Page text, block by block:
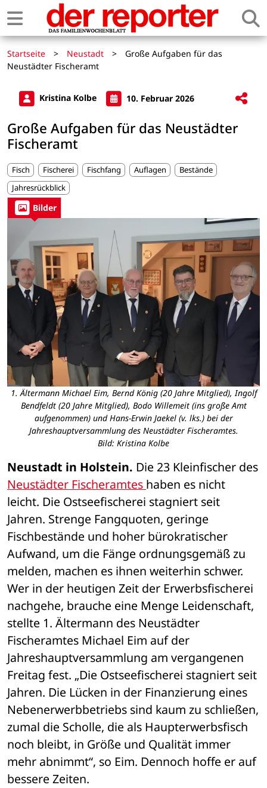
Startseite > Neustadt >
Große Aufgaben für das
Neustädter Fischeramt
Kristina Kolbe 10. Februar 2026
Große Aufgaben für das Neustädter
Fischeramt
Fisch Fischerei Fischfang Auflagen
Bestände
Jahresrückblick
Bilder
1. Ältermann Michael Eim, Bernd König (20 Jahre Mitglied), Ingolf
Bendfeldt (20 Jahre Mitglied), Bodo Willemeit (ins große Amt
aufgenommen) und Hans-Erwin Jaekel (v. lks.) bei der
Jahreshauptversammlung des Neustädter Fischeramtes.
Bild: Kristina Kolbe
Neustadt in Holstein.
Neustädter Fischeramtes haben es nicht
leicht. Die Ostseefischerei stagniert seit
Jahren. Strenge Fangquoten, geringe
Fischbestände und hoher bürokratischer
Aufwand, um die Fänge ordnungsgemäß zu
melden, machen es ihnen weiterhin schwer.
Wer in der heutigen Zeit der Erwerbsfischerei
nachgehe, brauche eine Menge Leidenschaft,
stellte 1. Ältermann des Neustädter
Fischeramtes Michael Eim auf der
Jahreshauptversammlung am vergangenen
Freitag fest. „Die Ostseefischerei stagniert seit
Jahren. Die Lücken in der Finanzierung eines
Nebenerwerbbetriebs sind kaum zu schließen,
zumal die Scholle, die als Haupterwerbsfisch
noch bleibt, in Größe und Qualität immer
mehr abnimmt“, so Eim. Dennoch hoffe er auf
bessere Zeiten.